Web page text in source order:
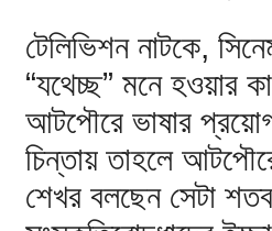
টেলিভিশন নাটকে,
“যথেচ্ছ” মনে হওয়ার
আটপৌরে ভাষার প্রয়োগ
চিন্তায় তাহলে
শেখর বলছেন সেটা